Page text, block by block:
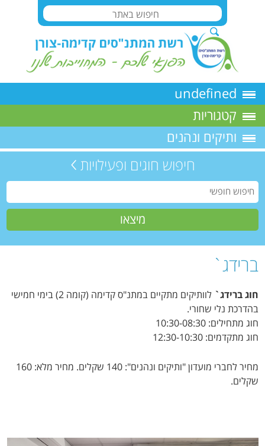
undefined
קטגוריות
ותיקים ונהנים
חיפוש חוגים ופעילויות
ברידג`
חוג ברידג`
לוותיקים מתקיים במתנ"ס קדימה (קומה 2) בימי חמישי
בהדרכת נלי שחורי.
חוג מתחילים: 10:30-08:30
חוג מתקדמים: 12:30-10:30
מחיר לחברי מועדון "ותיקים ונהנים": 140 שקלים. מחיר מלא: 160
שקלים.